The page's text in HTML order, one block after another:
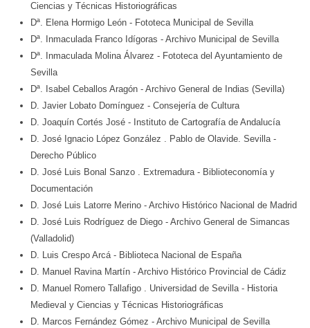
Ciencias y Técnicas Historiográficas
Dª. Elena Hormigo León - Fototeca Municipal de Sevilla
Dª. Inmaculada Franco Idígoras - Archivo Municipal de Sevilla
Dª. Inmaculada Molina Álvarez - Fototeca del Ayuntamiento de
Sevilla
Dª. Isabel Ceballos Aragón - Archivo General de Indias (Sevilla)
D. Javier Lobato Domínguez - Consejería de Cultura
D. Joaquín Cortés José - Instituto de Cartografía de Andalucía
D. José Ignacio López González . Pablo de Olavide. Sevilla -
Derecho Público
D. José Luis Bonal Sanzo . Extremadura - Biblioteconomía y
Documentación
D. José Luis Latorre Merino - Archivo Histórico Nacional de Madrid
D. José Luis Rodríguez de Diego - Archivo General de Simancas
(Valladolid)
D. Luis Crespo Arcá - Biblioteca Nacional de España
D. Manuel Ravina Martín - Archivo Histórico Provincial de Cádiz
D. Manuel Romero Tallafigo . Universidad de Sevilla - Historia
Medieval y Ciencias y Técnicas Historiográficas
D. Marcos Fernández Gómez - Archivo Municipal de Sevilla